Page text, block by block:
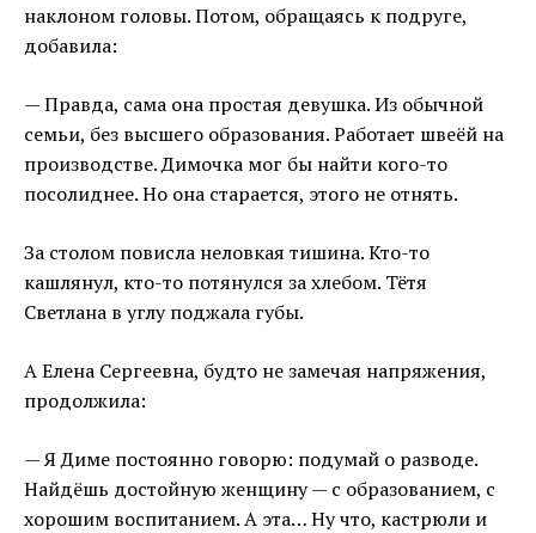
наклоном головы. Потом, обращаясь к подруге,
добавила:
— Правда, сама она простая девушка. Из обычной
семьи, без высшего образования. Работает швеёй на
производстве. Димочка мог бы найти кого-то
посолиднее. Но она старается, этого не отнять.
За столом повисла неловкая тишина. Кто-то
кашлянул, кто-то потянулся за хлебом. Тётя
Светлана в углу поджала губы.
А Елена Сергеевна, будто не замечая напряжения,
продолжила:
— Я Диме постоянно говорю: подумай о разводе.
Найдёшь достойную женщину — с образованием, с
хорошим воспитанием. А эта… Ну что, кастрюли и